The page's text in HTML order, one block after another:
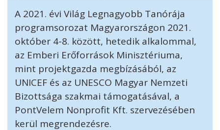
A 2021. évi Világ Legnagyobb Tanórája
programsorozat Magyarországon 2021.
október 4-8. között, hetedik alkalommal,
az Emberi Erőforrások Minisztériuma,
mint projektgazda megbízásából, az
UNICEF és az UNESCO Magyar Nemzeti
Bizottsága szakmai támogatásával, a
PontVelem Nonprofit Kft. szervezésében
kerül megrendezésre.